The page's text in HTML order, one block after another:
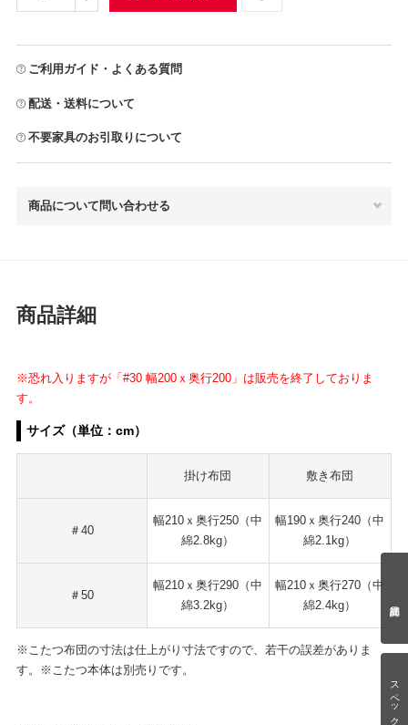
スペック情報
ご利用ガイド・よくある質問
配送・送料について
不要家具のお引取りについて
商品について問い合わせる
商品詳細
※恐れ入りますが「#30 幅200ｘ奥行200」は販売を終了しておりま
す。
サイズ（単位：cm）
掛け布団 敷き布団
＃40
幅210ｘ奥行250（中
綿2.8kg）
幅190ｘ奥行240（中
綿2.1kg）
＃50
幅210ｘ奥行290（中
綿3.2kg）
幅210ｘ奥行270（中
綿2.4kg）
※こたつ布団の寸法は仕上がり寸法ですので、若干の誤差がありま
す。※こたつ本体は別売りです。